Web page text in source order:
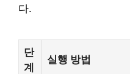
다.
단
계
실행 방법